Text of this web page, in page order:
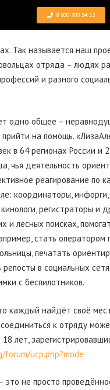
8 800 700 54 52
Так называется наш
отряда – людях
и разного
одно общее –
на помощь.
в 64 регионах России и
чья деятельность
реагирование по
координаторы,
регистраторы и
и лесных поисках,
стать оператором
печатать
в социальных
с беспилотников.
каждый найдёт своё
к отряду
лет,
ucp.php?mode
это не просто